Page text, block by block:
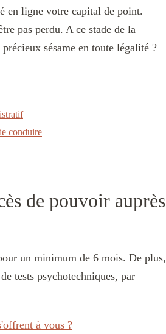
en ligne votre capital de point.
pas perdu. A ce stade de la
sésame en toute légalité ?
conduire
de pouvoir auprès
un minimum de 6 mois. De plus,
tests psychotechniques, par
à vous ?